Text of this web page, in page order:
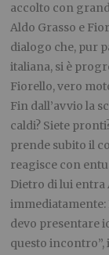
accolto con
Aldo Grasso e
dialogo che, pur
italiana, si è
Fiorello, vero
Fin dall’avvio la
caldi? Siete
prende subito il
reagisce con
Dietro di lui entra
immediatamente:
devo presentare
questo